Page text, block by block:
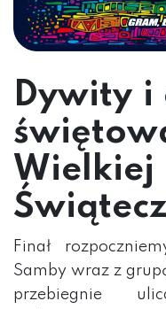
Dywity i
Finał
Samby wraz z
przebiegnie